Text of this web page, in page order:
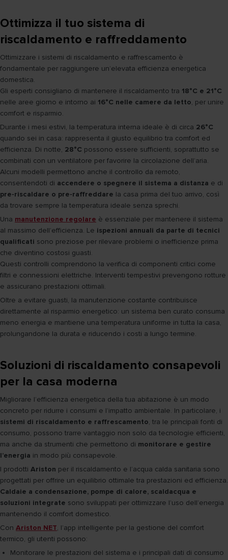
Ottimizza il tuo sistema di
riscaldamento e raffreddamento
Ottimizzare i sistemi di riscaldamento e raffrescamento è
fondamentale per raggiungere un’elevata efficienza energetica
domestica.
Gli esperti consigliano di mantenere il riscaldamento tra 18°C e 21°C
nelle aree giorno e intorno ai 16°C nelle camere da letto, per unire
comfort e risparmio.
Durante i mesi estivi, la temperatura interna ideale è di circa 26°C
quando sei in casa: rappresenta il giusto equilibrio tra comfort ed
efficienza. Di notte, 28°C possono essere sufficienti, soprattutto se
combinati con un ventilatore per favorire la circolazione dell’aria.
Alcuni modelli permettono anche il controllo da remoto,
consentendoti di accendere o spegnere il sistema a distanza e di
pre-riscaldare o pre-raffreddare la casa prima del tuo arrivo, così
da trovare sempre la temperatura ideale senza sprechi.
Una manutenzione regolare è essenziale per mantenere il sistema
al massimo dell’efficienza. Le ispezioni annuali da parte di tecnici
qualificati sono preziose per rilevare problemi o inefficienze prima
che diventino costosi guasti.
Questi controlli comprendono la verifica di componenti critici come
filtri e connessioni elettriche. Interventi tempestivi prevengono rotture
e assicurano prestazioni ottimali.
Oltre a evitare guasti, la manutenzione costante contribuisce
direttamente al risparmio energetico: un sistema ben curato consuma
meno energia e mantiene una temperatura uniforme in tutta la casa,
prolungandone la durata e riducendo i costi a lungo termine.
Soluzioni di riscaldamento consapevoli
per la casa moderna
Migliorare l’efficienza energetica della tua abitazione è un modo
concreto per ridurre i consumi e l’impatto ambientale. In particolare, i
sistemi di riscaldamento e raffrescamento, tra le principali fonti di
consumo, possono trarre vantaggio non solo da tecnologie efficienti,
ma anche da strumenti che permettono di monitorare e gestire
l’energia in modo più consapevole.
I prodotti Ariston per il riscaldamento e l’acqua calda sanitaria sono
progettati per offrire un equilibrio ottimale tra prestazioni ed efficienza.
Caldaie a condensazione, pompe di calore, scaldacqua e
soluzioni integrate sono sviluppati per ottimizzare l’uso dell’energia
mantenendo il comfort domestico.
Con Ariston NET, l’app intelligente per la gestione del comfort
termico, gli utenti possono:
Monitorare le prestazioni del sistema e i principali dati di consumo